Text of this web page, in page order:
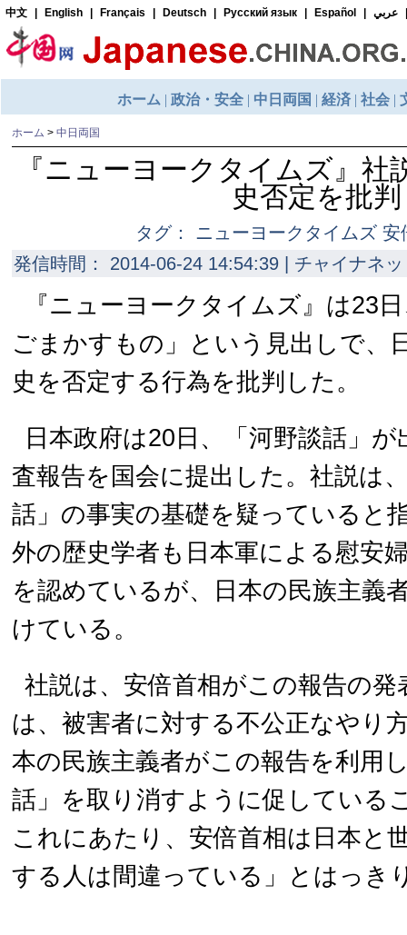
ホーム > 中日両国
『ニューヨークタイムズ』
史否定を批判
タグ： ニューヨークタイムズ 安
発信時間： 2014-06-24 14:54:39 | チャイナネ
『ニューヨークタイムズ』は23
ごまかすもの」という見出しで、
史を否定する行為を批判した。
日本政府は20日、「河野談話」
査報告を国会に提出した。社説は
話」の事実の基礎を疑っていると
外の歴史学者も日本軍による慰安
を認めているが、日本の民族主義
けている。
社説は、安倍首相がこの報告の
は、被害者に対する不公正なやり
本の民族主義者がこの報告を利用
話」を取り消すように促している
これにあたり、安倍首相は日本と
する人は間違っている」とはっき